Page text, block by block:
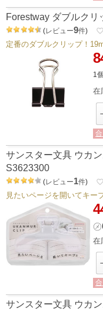
Forestway ダブルクリ
(レビュー9件) favorite_border
定番のダブルクリップ！
1個
在
サンスター文具 ウカ
S3623300
(レビュー1件) favorite_border
見たいページを開いてキー
㋱
在
サンスター文具 ウカ